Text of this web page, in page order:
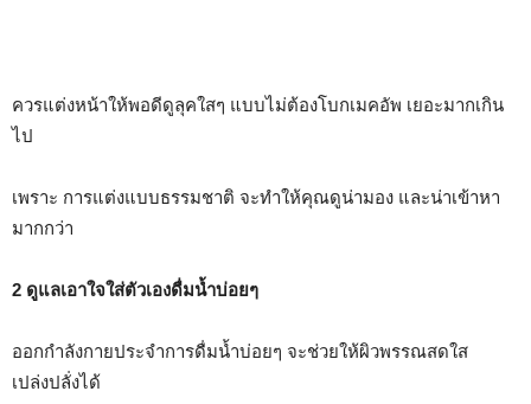
ควรแต่งหน้าให้พอดีดูลุคใสๆ แบบไม่ต้องโบกเมคอัพ เยอะมากเกิน
ไป
เพราะ การแต่งแบบธรรมชาติ จะทำให้คุณดูน่ามอง และน่าเข้าหา
มากกว่า
2 ดูแลเอาใจใส่ตัวเองดื่มน้ำบ่อยๆ
ออกกำลังกายประจำการดื่มน้ำบ่อยๆ จะช่วยให้ผิวพรรณสดใส
เปล่งปลั่งได้